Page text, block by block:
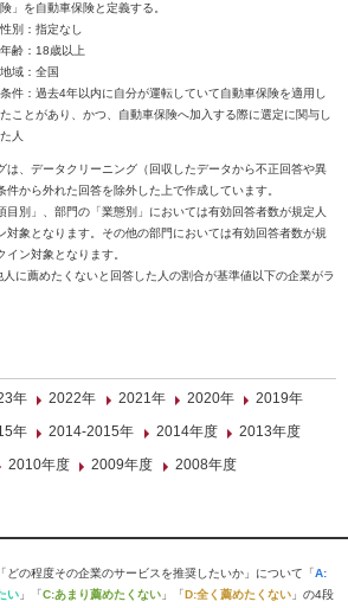
険」を自動車保険と定義する。
性別：指定なし
年齢：18歳以上
地域：全国
条件：過去4年以内に自分が運転していて自動車保険を適用し
たことがあり、かつ、自動車保険へ加入する際に選定に関与し
た人
、データクリーニング（回収したデータから不正回答や異
から外れた回答を除外した上で作成しています。
別」、部門の「業態別」においては有効回答者数が規定人
対象となります。その他の部門においては有効回答者数が規
ン対象となります。
に薦めたくないと回答した人の割合が基準値以下の企業がラ
年 2022年 2021年 2020年
2019年
年 2014-2015年 2014年度
2013年度
2010年度 2009年度 2008年度
の程度その企業のサービスを推奨したいか」について「 A:
い 」「 C:あまり薦めたくない 」「 D:全く薦めたくない 」の4段